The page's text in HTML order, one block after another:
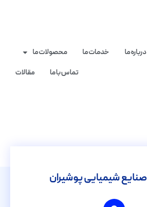
درباره ما خدمات ما
محصولات ما
تماس با ما
مقالات
صنایع شیمیایی پوشیران